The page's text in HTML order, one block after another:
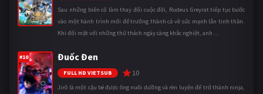
Sau những biến cố làm thay đổi cuộc đời, Rudeus Greyrat tiếp tục bước
vào một hành trình mới để trưởng thành cả về sức mạnh lẫn tinh thần.
Khi đối mặt với những thử thách ngày càng khắc nghiệt, anh ...
#10 Đuốc Đen
FULL HD VIETSUB 10
Jirô là một cậu bé được ông nuôi dưỡng và rèn luyện để trở thành ninja,